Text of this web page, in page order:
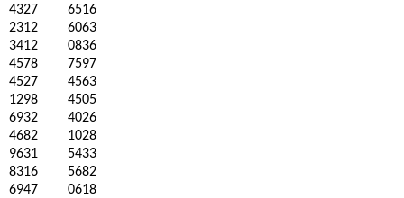
4327
6516
2312
6063
3412
0836
4578
7597
4527
4563
1298
4505
6932
4026
4682
1028
9631
5433
8316
5682
6947
0618